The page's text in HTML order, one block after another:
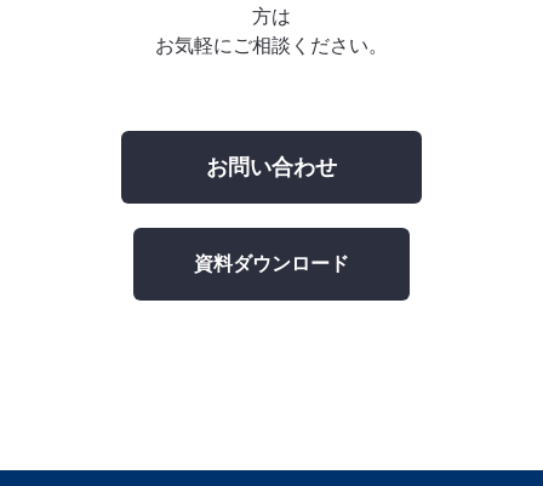
方は
お気軽にご相談ください。
お問い合わせ
資料ダウンロード